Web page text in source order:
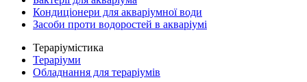
Кондиціонери для акваріумної води
Засоби проти водоростей в акваріумі
Тераріумістика
Тераріуми
Обладнання для тераріумів